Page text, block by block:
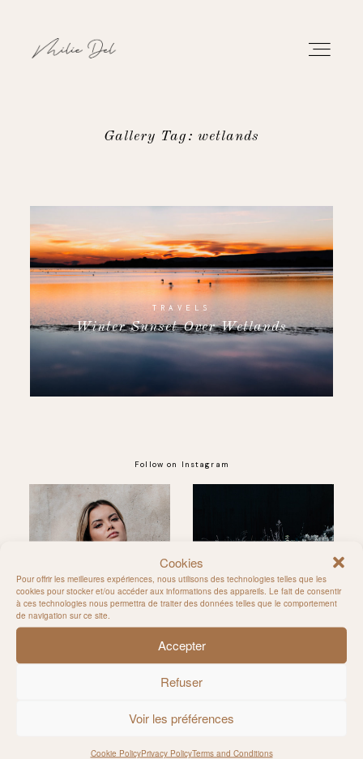
Cookies
Pour offrir les meilleures expériences, nous utilisons des technologies telles que les
cookies pour stocker et/ou accéder aux informations des appareils. Le fait de consentir
à ces technologies nous permettra de traiter des données telles que le comportement
de navigation sur ce site.
Accepter
Refuser
Voir les préférences
Cookie PolicyPrivacy PolicyTerms and Conditions
ABOUT
CONTACT
Gallery Tag: wetlands
TRAVELS
Winter Sunset Over Wetlands
Follow on Instagram